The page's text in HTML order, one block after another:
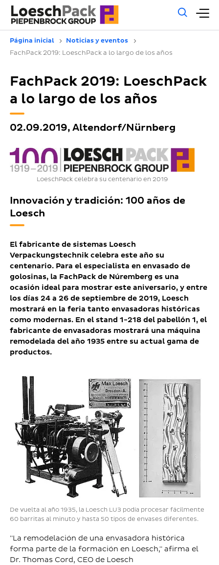
Página inicial
Noticias y eventos
FachPack 2019: LoeschPack a lo largo de los años
FachPack 2019: LoeschPack
a lo largo de los años
02.09.2019, Altendorf/Nürnberg
LoeschPack celebra su centenario en 2019
Innovación y tradición: 100 años de
Loesch
El fabricante de sistemas Loesch
Verpackungstechnik celebra este año su
centenario. Para el especialista en envasado de
golosinas, la FachPack de Núremberg es una
ocasión ideal para mostrar este aniversario, y entre
los días 24 a 26 de septiembre de 2019, Loesch
mostrará en la feria tanto envasadoras históricas
como modernas. En el stand 1-218 del pabellón 1, el
fabricante de envasadoras mostrará una máquina
remodelada del año 1935 entre su actual gama de
productos.
De vuelta al año 1935, la Loesch LU3 podía procesar fácilmente
60 barritas al minuto y hasta 50 tipos de envases diferentes.
"La remodelación de una envasadora histórica
forma parte de la formación en Loesch," afirma el
Dr. Thomas Cord, CEO de Loesch